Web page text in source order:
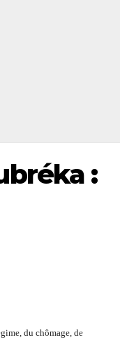
:
du chômage, de